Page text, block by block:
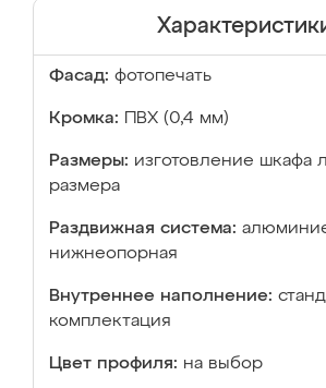
Фасад: фотопечать
Кромка: ПВХ (0,4 мм)
Размеры: изготовление шкафа
размера
Раздвижная система:
нижнеопорная
Внутреннее наполнение:
комплектация
Цвет профиля: на выбор